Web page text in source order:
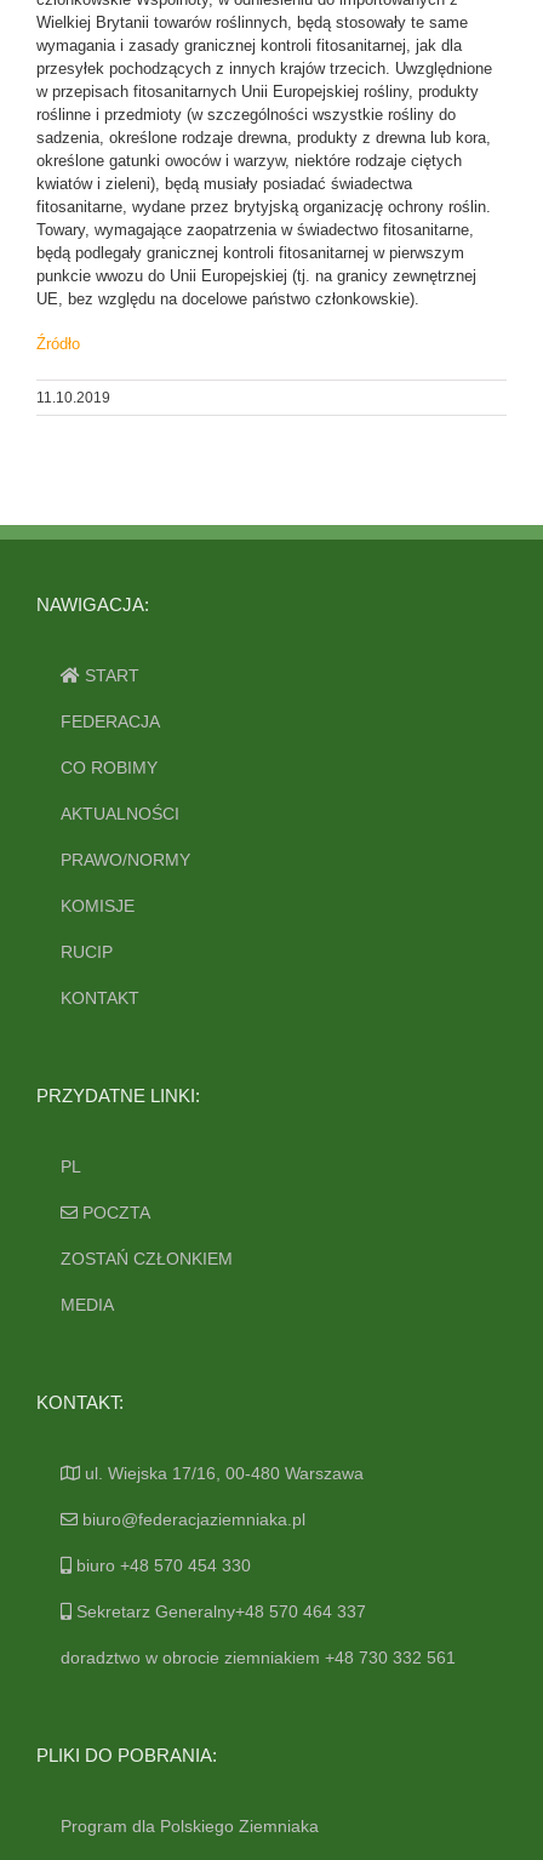
Wielkiej Brytanii towarów roślinnych, będą stosowały te same
wymagania i zasady granicznej kontroli fitosanitarnej, jak dla
przesyłek pochodzących z innych krajów trzecich. Uwzględnione
w przepisach fitosanitarnych Unii Europejskiej rośliny, produkty
roślinne i przedmioty (w szczególności wszystkie rośliny do
sadzenia, określone rodzaje drewna, produkty z drewna lub kora,
określone gatunki owoców i warzyw, niektóre rodzaje ciętych
kwiatów i zieleni), będą musiały posiadać świadectwa
fitosanitarne, wydane przez brytyjską organizację ochrony roślin.
Towary, wymagające zaopatrzenia w świadectwo fitosanitarne,
będą podlegały granicznej kontroli fitosanitarnej w pierwszym
punkcie wwozu do Unii Europejskiej (tj. na granicy zewnętrznej
UE, bez względu na docelowe państwo członkowskie).
Źródło
11.10.2019
NAWIGACJA:
START
FEDERACJA
CO ROBIMY
AKTUALNOŚCI
PRAWO/NORMY
KOMISJE
RUCIP
KONTAKT
PRZYDATNE LINKI:
PL
POCZTA
ZOSTAŃ CZŁONKIEM
MEDIA
KONTAKT:
ul. Wiejska 17/16, 00-480 Warszawa
biuro@federacjaziemniaka.pl
biuro +48 570 454 330
Sekretarz Generalny+48 570 464 337
doradztwo w obrocie ziemniakiem +48 730 332 561
PLIKI DO POBRANIA:
Program dla Polskiego Ziemniaka